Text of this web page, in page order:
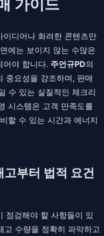
가이드
디어나 화려한 콘텐츠만
에는 보이지 않는 수많은
어야 합니다. 주언규PD의
중요성을 강조하며, 판매
수 있는 실질적인 체크리
시스템은 고객 만족도를
할 수 있는 시간과 에너지
부터 법적 요건
점검해야 할 사항들이 있
고 수량을 정확히 파악하고